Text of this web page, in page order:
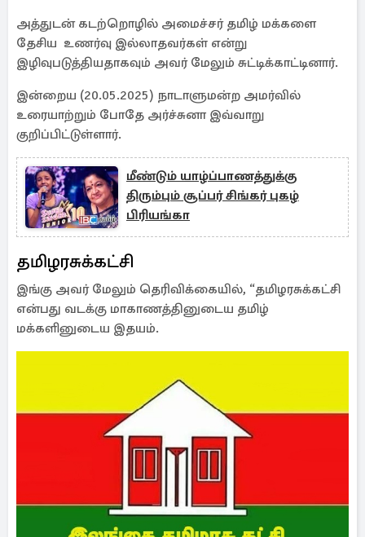
அத்துடன் கடற்றொழில் அமைச்சர் தமிழ் மக்களை
தேசிய உணர்வு இல்லாதவர்கள் என்று
இழிவுபடுத்தியதாகவும் அவர் மேலும் சுட்டிக்காட்டினார்.
இன்றைய (20.05.2025) நாடாளுமன்ற அமர்வில்
உரையாற்றும் போதே அர்ச்சுனா இவ்வாறு
குறிப்பிட்டுள்ளார்.
மீண்டும் யாழ்ப்பாணத்துக்கு
திரும்பும் சூப்பர் சிங்கர் புகழ்
பிரியங்கா
தமிழரசுக்கட்சி
இங்கு அவர் மேலும் தெரிவிக்கையில், “தமிழரசுக்கட்சி
என்பது வடக்கு மாகாணத்தினுடைய தமிழ்
மக்களினுடைய இதயம்.